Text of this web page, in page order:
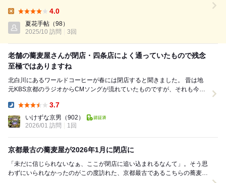
があって食べ飽きません。 アイスクリームに添えて食べるのも美味しい
です。 蕎麦粉のクッキー...
4.0
夏花手帖 （98）
2025/10 訪問
3回
老舗の蕎麦屋さんが閉店・四条店によく通っていたもので残念
至極ではありますね
北白川にあるワールドコーヒーが春には閉店すると聞きました。 昔は地
元KBS京都のラジオからCMソングが流れていたものですが、それも今は
3.7
いけずな京男 （902）
2026/01 訪問
1回
京都最古の蕎麦屋が2026年1月に閉店に
「未だに信じられないなぁ、ここが閉店に追い込まれるなんて」。そう思
わずにいられなかったのがこの度訪れた、京都最古であるこちらの蕎麦屋